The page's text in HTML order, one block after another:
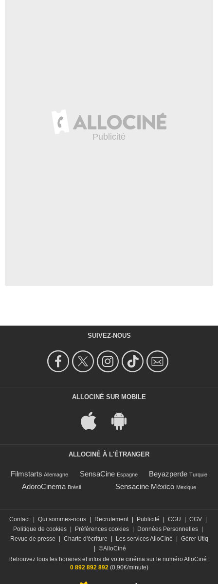
SUIVEZ-NOUS
ALLOCINÉ SUR MOBILE
ALLOCINÉ À L'ÉTRANGER
Filmstarts Allemagne SensaCine Espagne Beyazperde Turquie
AdoroCinema Brésil Sensacine México Mexique
Contact | Qui sommes-nous | Recrutement | Publicité | CGU | CGV |
Politique de cookies | Préférences cookies | Données Personnelles |
Revue de presse
| Charte d'écriture | Les services AlloCiné | Gérer Utiq
| ©AlloCiné
Retrouvez tous les horaires et infos de votre cinéma sur le numéro AlloCiné :
0 892 892 892 (0,90€/minute)